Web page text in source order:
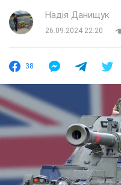
Надія Данищук
26.09.2024 22:20
38